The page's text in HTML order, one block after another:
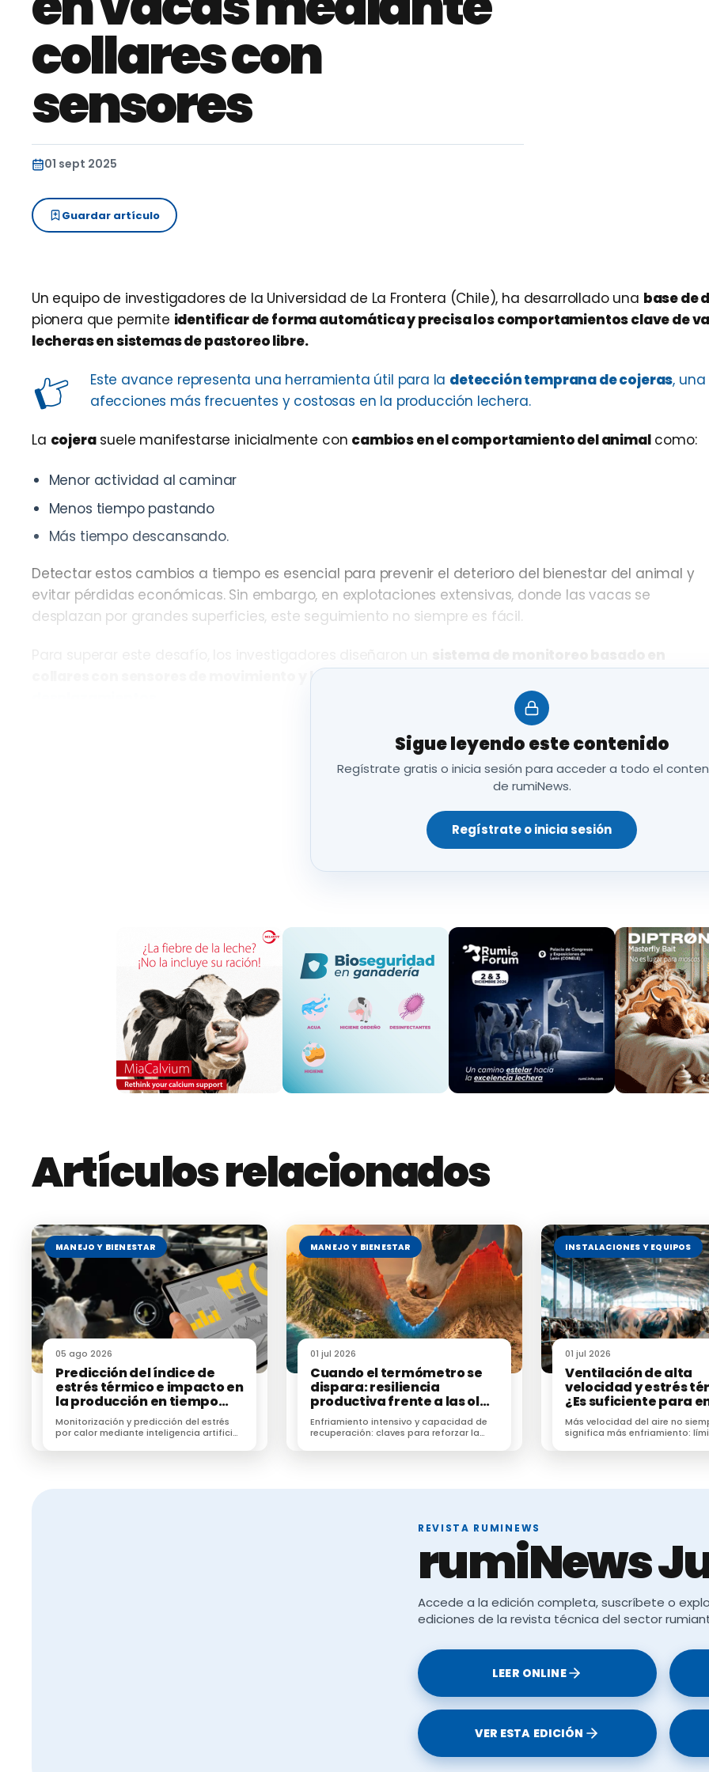
collares con
sensores
01 sept 2025
Guardar artículo
Un equipo de investigadores de la Universidad de La Frontera (Chile), ha desarrollado una base de
pionera que permite identificar de forma automática y precisa los comportamientos clave de
lecheras en sistemas de pastoreo libre.
Este avance representa una herramienta útil para la detección temprana de cojeras,
afecciones más frecuentes y costosas en la producción lechera.
La cojerasuele manifestarse inicialmente con cambios en el comportamiento del animalcomo:
Menor actividad al caminar
Menos tiempo pastando
Más tiempo descansando.
Detectar estos cambios a tiempo es esencial para prevenir el deterioro del bienestar del animal y
evitar pérdidas económicas. Sin embargo, en explotaciones extensivas, donde las vacas se
desplazan por grandes superficies, este seguimiento no siempre es fácil.
collares con sensores de movimiento y localización
Estos dispositivos fueron colocados en el cuello de 10 vacas durante cinco meses. Al mismo
para validar de forma precisa los comportamientos
El mejor de ellos logró una puntuación F1 de 0,96, lo que indica una capacidad muy fiable para
los distintos tipos de actividad.
Según los autores, este sistema puede sentar las bases para futuras aplicaciones
detectar problemas de salud de forma temprana, incluso antes de que sean visibles a
El banco de información generado es de acceso público y se encuentra disponible para que otros equipos de
Leer estudio completo:Morales-Vargas D, Guarda-Vera M, Iglesias-Quilodrán D, Cancino-Baier D, Muñoz-Poblete C. A
10.3389/
Te puede interesar:¿Por qué aparecen las cojeras en la granja?
Sigue leyendo este contenido
Regístrate gratis o inicia sesión para acceder a todo el
de rumiNews.
Regístrate o inicia sesión
Artículos relacionados
MANEJO Y BIENESTAR
05 ago 2026
Predicción del índice de
estrés térmico e impacto en
la producción en tiempo
real mediante la
plataforma digital NEIKER-
KABE
Monitorización y predicción del estrés
por calor mediante inteligencia artificial
optimizar el manejo.
MANEJO Y BIENESTAR
01 jul 2026
Cuando el termómetro se
dispara: resiliencia
productiva frente a las olas
de calor
Enfriamiento intensivo y capacidad de
recuperación: claves para reforzar la
de calor.
INSTALACIONES Y EQUIPOS
01 jul 2026
Ventilación de alta
velocidad y estrés
¿Es suficiente para
a las vacas?
Más velocidad del aire no
significa más enfriamiento:
estrés térmico.
REVISTA RUMINEWS
rumiNews
Accede a la edición completa, suscríbete o
ediciones de la revista técnica del sector
LEER ONLINE
VER ESTA EDICIÓN